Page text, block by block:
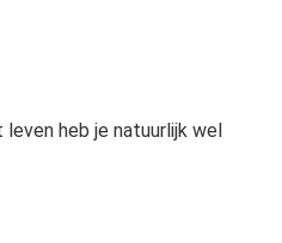
heb je natuurlijk wel